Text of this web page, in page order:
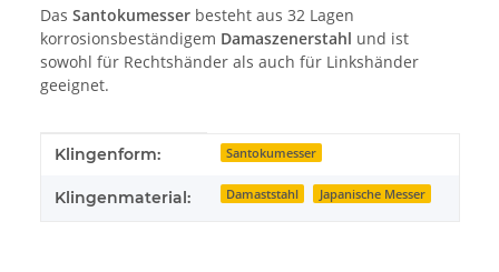
Das Santokumesser besteht aus 32 Lagen
korrosionsbeständigem Damaszenerstahl und ist
sowohl für Rechtshänder als auch für Linkshänder
geeignet.
Produkteigenschaft
Wert
Klingenform: Santokumesser
Klingenmaterial: Damaststahl Japanische Messer